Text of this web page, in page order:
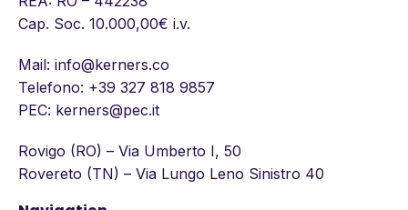
Cap. Soc. 10.000,00€ i.v.
Mail: info@kerners.co
Telefono: +39 327 818 9857
PEC: kerners@pec.it
Rovigo (RO) – Via Umberto I, 50
Rovereto (TN) – Via Lungo Leno Sinistro 40